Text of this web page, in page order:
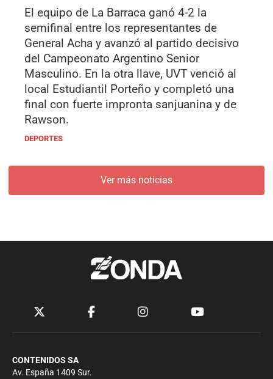
El equipo de La Barraca ganó 4-2 la
semifinal entre los representantes de
General Acha y avanzó al partido decisivo
del Campeonato Argentino Senior
Masculino. En la otra llave, UVT venció al
local Estudiantil Porteño y completó una
final con fuerte impronta sanjuanina y de
Rawson.
DEPORTES
Ver más noticias
CONTENIDOS SA
Av. España 1409 Sur.